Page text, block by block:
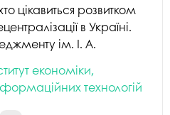
цікавиться розвитком
в Україні.
ім. І. А.
економіки,
технологій